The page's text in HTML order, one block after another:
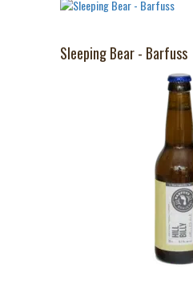
Sleeping Bear - Barfuss